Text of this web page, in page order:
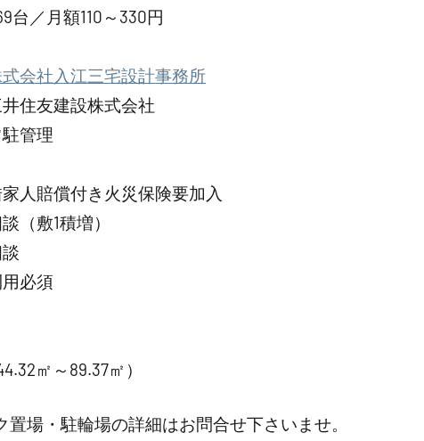
月額110～330円
会社入江三宅設計事務所
建設株式会社
管理
償付き火災保険要加入
敷1積増）
必須
㎡～89.37㎡）
場・駐輪場の詳細はお問合せ下さいませ。